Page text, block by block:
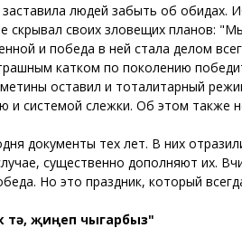
людей забыть об обидах.
скрывал своих зловещих планов:
и победа в ней стала делом
катком по поколению
оставил и тоталитарный
и системой слежки. Об этом также
документы тех лет. В них
существенно дополняют их.
Но это праздник, который
тә, җиңеп чыгарбыз"